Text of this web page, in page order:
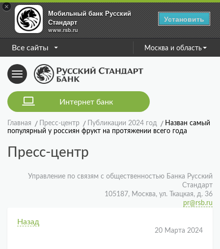
×
Мобильный банк Русский
Стандарт
www.rsb.ru
Установить
Все сайты Москва и область
Toggle
navigation
Интернет банк
Главная Пресс-центр Публикации 2024 год
Назван самый
популярный у россиян фрукт на протяжении всего года
Пресс-центр
Управление по связям с общественностью Банка Русский
Стандарт
105187, Москва, ул. Ткацкая, д. 36
pr@rsb.ru
Назад
20 Марта 2024